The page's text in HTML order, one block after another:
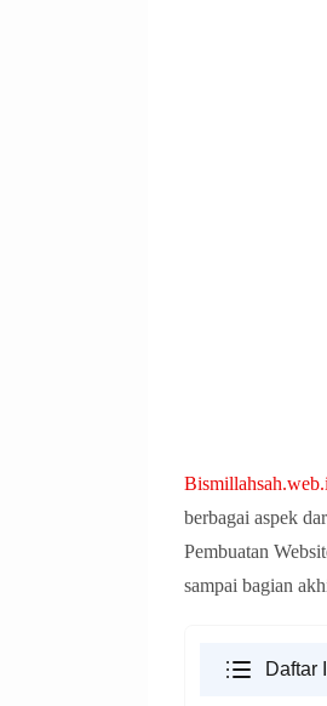
berbagai aspek
Pembuatan
sampai bagian
Daftar